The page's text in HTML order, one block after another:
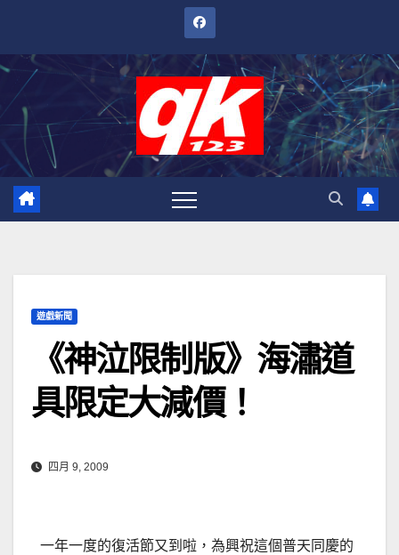
內
遊戲新聞
《神泣限制版》海潚道
具限定大減價！
四月 9, 2009
一年一度的復活節又到啦，為興祝這個普天同慶的